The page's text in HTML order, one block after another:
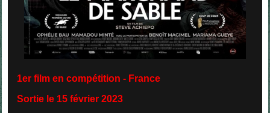
1er film en compétition - France
Sortie le 15 février 2023